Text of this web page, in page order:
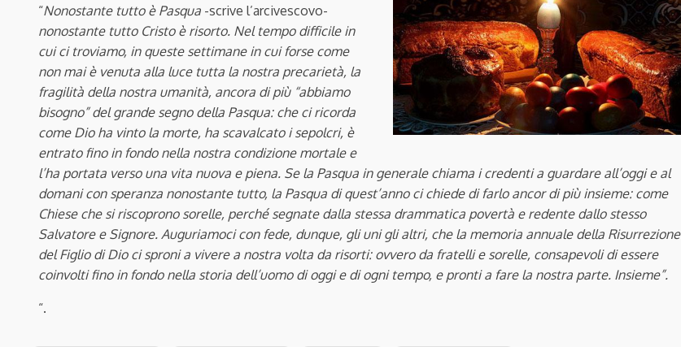
“Nonostante tutto è Pasqua -scrive l’arcivescovo-
nonostante tutto Cristo è risorto. Nel tempo difficile in
cui ci troviamo, in queste settimane in cui forse come
non mai è venuta alla luce tutta la nostra precarietà, la
fragilità della nostra umanità, ancora di più “abbiamo
bisogno” del grande segno della Pasqua: che ci ricorda
come Dio ha vinto la morte, ha scavalcato i sepolcri, è
entrato fino in fondo nella nostra condizione mortale e
l’ha portata verso una vita nuova e piena. Se la Pasqua in generale chiama i credenti a guardare all’oggi e al
domani con speranza nonostante tutto, la Pasqua di quest’anno ci chiede di farlo ancor di più insieme: come
Chiese che si riscoprono sorelle, perché segnate dalla stessa drammatica povertà e redente dallo stesso
Salvatore e Signore. Auguriamoci con fede, dunque, gli uni gli altri, che la memoria annuale della Risurrezione
del Figlio di Dio ci sproni a vivere a nostra volta da risorti: ovvero da fratelli e sorelle, consapevoli di essere
coinvolti fino in fondo nella storia dell’uomo di oggi e di ogni tempo, e pronti a fare la nostra parte. Insieme”.
“.